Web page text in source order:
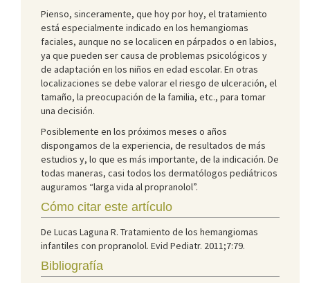
Pienso, sinceramente, que hoy por hoy, el tratamiento
está especialmente indicado en los hemangiomas
faciales, aunque no se localicen en párpados o en labios,
ya que pueden ser causa de problemas psicológicos y
de adaptación en los niños en edad escolar. En otras
localizaciones se debe valorar el riesgo de ulceración, el
tamaño, la preocupación de la familia, etc., para tomar
una decisión.
Posiblemente en los próximos meses o años
dispongamos de la experiencia, de resultados de más
estudios y, lo que es más importante, de la indicación. De
todas maneras, casi todos los dermatólogos pediátricos
auguramos “larga vida al propranolol”.
Cómo citar este artículo
De Lucas Laguna R. Tratamiento de los hemangiomas
infantiles con propranolol. Evid Pediatr. 2011;7:79.
Bibliografía